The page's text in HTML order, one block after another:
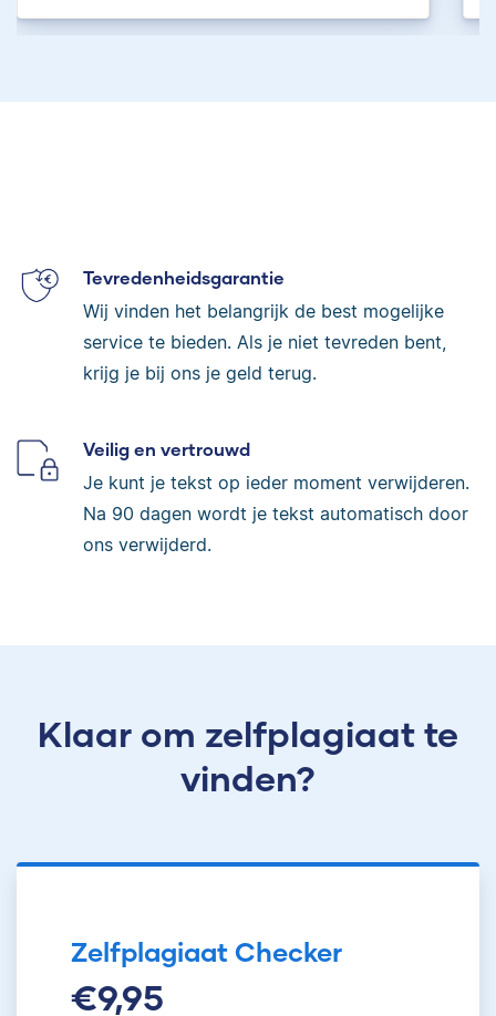
Tevredenheidsgarantie
Wij vinden het belangrijk de best mogelijke
service te bieden. Als je niet tevreden bent,
krijg je bij ons je geld terug.
Veilig en vertrouwd
Je kunt je tekst op ieder moment verwijderen.
Na 90 dagen wordt je tekst automatisch door
ons verwijderd.
Klaar om zelfplagiaat te
vinden?
Zelfplagiaat Checker
€9,95